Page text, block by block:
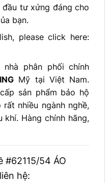
tư xứng đáng cho
bạn.
please click here:
phân phối chính
Mỹ tại Việt Nam.
sản phẩm bảo hộ
rất nhiều ngành nghề,
Hàng chính hãng,
54 ÁO
hệ: